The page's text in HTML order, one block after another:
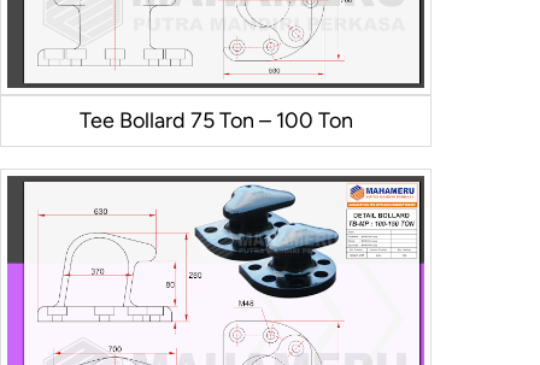
Tee Bollard 75 Ton – 100 Ton